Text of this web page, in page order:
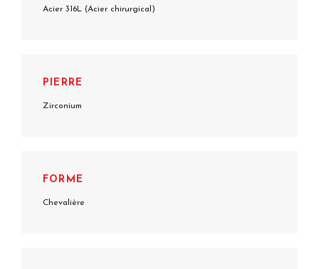
Acier 316L (Acier chirurgical)
PIERRE
Zirconium
FORME
Chevalière